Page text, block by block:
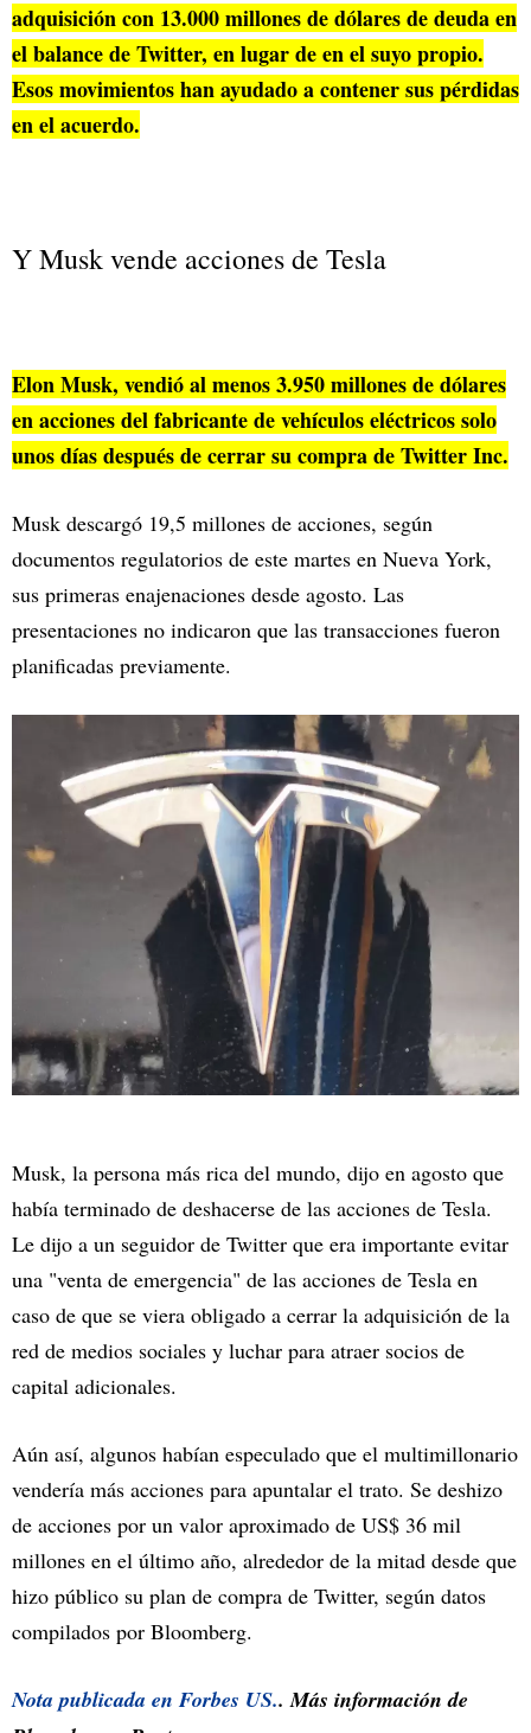
adquisición con 13.000 millones de dólares de deuda en
el balance de Twitter, en lugar de en el suyo propio.
Esos movimientos han ayudado a contener sus pérdidas
en el acuerdo.
Y Musk vende acciones de Tesla
Elon Musk, vendió al menos 3.950 millones de dólares
en acciones del fabricante de vehículos eléctricos solo
unos días después de cerrar su compra de Twitter Inc.
Musk descargó 19,5 millones de acciones, según
documentos regulatorios de este martes en Nueva York,
sus primeras enajenaciones desde agosto. Las
presentaciones no indicaron que las transacciones fueron
planificadas previamente.
Musk, la persona más rica del mundo, dijo en agosto que
había terminado de deshacerse de las acciones de Tesla.
Le dijo a un seguidor de Twitter que era importante evitar
una "venta de emergencia" de las acciones de Tesla en
caso de que se viera obligado a cerrar la adquisición de la
red de medios sociales y luchar para atraer socios de
capital adicionales.
Aún así, algunos habían especulado que el multimillonario
vendería más acciones para apuntalar el trato. Se deshizo
de acciones por un valor aproximado de US$ 36 mil
millones en el último año, alrededor de la mitad desde que
hizo público su plan de compra de Twitter, según datos
compilados por Bloomberg.
Nota publicada en Forbes US.. Más información de